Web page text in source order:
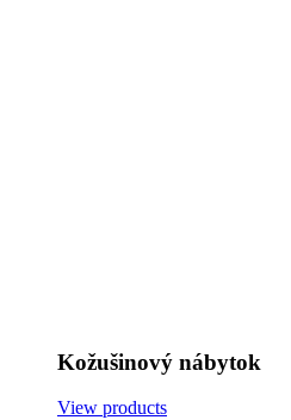
Kožušinový nábytok
View products